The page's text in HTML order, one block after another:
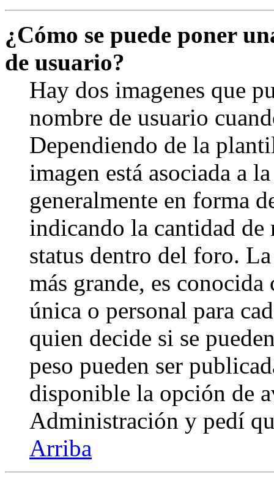
¿Cómo se puede poner
de usuario?
Hay dos imagenes que
nombre de usuario
Dependiendo de la
imagen está asociada a
generalmente en forma
indicando la cantidad de
status dentro del foro.
más grande, es
única o personal para
quien decide si se
peso pueden ser
disponible la opción de
Administración y pedí
Arriba